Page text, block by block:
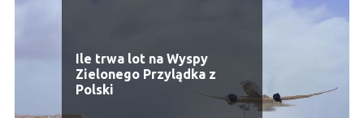
Ile trwa lot na Wyspy
Zielonego Przylądka z
Polski